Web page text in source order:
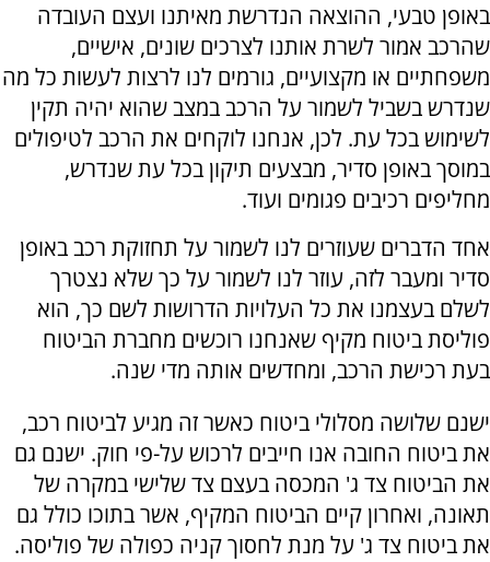
באופן טבעי, ההוצאה הנדרשת מאיתנו ועצם העובדה
שהרכב אמור לשרת אותנו לצרכים שונים, אישיים,
משפחתיים או מקצועיים, גורמים לנו לרצות לעשות כל מה
שנדרש בשביל לשמור על הרכב במצב שהוא יהיה תקין
לשימוש בכל עת. לכן, אנחנו לוקחים את הרכב לטיפולים
במוסך באופן סדיר, מבצעים תיקון בכל עת שנדרש,
מחליפים רכיבים פגומים ועוד.
אחד הדברים שעוזרים לנו לשמור על תחזוקת רכב באופן
סדיר ומעבר לזה, עוזר לנו לשמור על כך שלא נצטרך
לשלם בעצמנו את כל העלויות הדרושות לשם כך, הוא
פוליסת ביטוח מקיף שאנחנו רוכשים מחברת הביטוח
בעת רכישת הרכב, ומחדשים אותה מדי שנה.
ישנם שלושה מסלולי ביטוח כאשר זה מגיע לביטוח רכב,
את ביטוח החובה אנו חייבים לרכוש על-פי חוק. ישנם גם
את הביטוח צד ג' המכסה בעצם צד שלישי במקרה של
תאונה, ואחרון קיים הביטוח המקיף, אשר בתוכו כולל גם
את ביטוח צד ג' על מנת לחסוך קניה כפולה של פוליסה.